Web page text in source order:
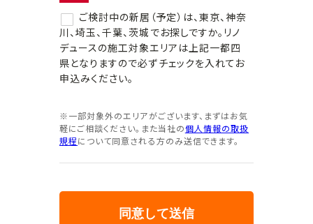
ご検討中の新居（予定）は、東京、神奈
川、埼玉、千葉、茨城でお探しですか。リノ
デュースの施工対象エリアは上記一都四
県となりますので必ずチェックを入れてお
申込みください。
※一部対象外のエリアがございます、まずはお気
軽にご相談ください。また当社の個人情報の取扱
規程 について同意される方のみ送信できます。